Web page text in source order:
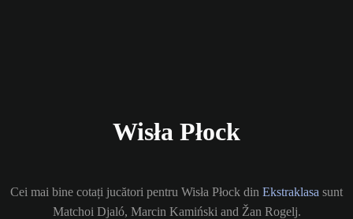
Wisła Płock
Cei mai bine cotați jucători pentru Wisła Płock din Ekstraklasa sunt
Matchoi Djaló, Marcin Kamiński and Žan Rogelj.